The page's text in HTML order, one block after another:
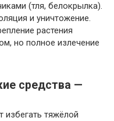
(тля, белокрылка).
и уничтожение.
растения
но полное излечение
средства —
тяжёлой